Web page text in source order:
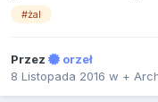
#żal
Przez
orzeł
8 Listopada 2016 w +